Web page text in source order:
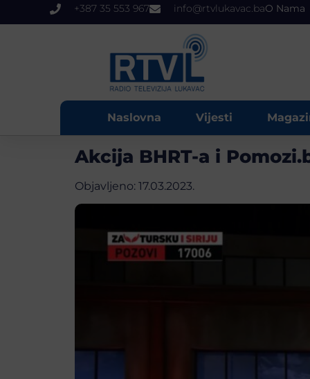
+387 35 553 967 info@rtvlukavac.baO Nama
Naslovna Vijesti
Akcija BHRT-a i
Objavljeno: 17.03.2023.